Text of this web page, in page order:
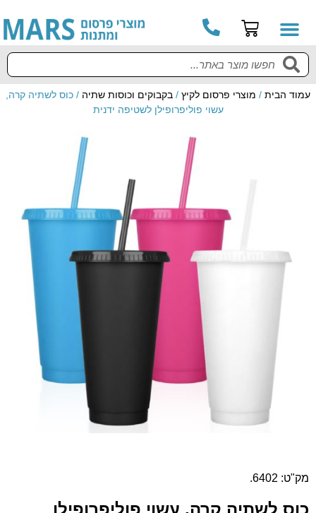
עמוד הבית / מוצרי פרסום לקיץ / בקבוקים וכוסות שתיה / כוס לשתיה קרה,
עשוי פוליפרופילן לשטיפה ידנית
מק"ט: 6402.
כוס לשתיה קרה, עשוי פוליפרופילן